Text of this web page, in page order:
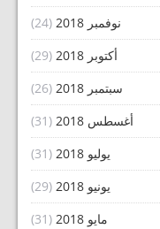
نوفمبر 2018
(24)
أكتوبر 2018
(29)
سبتمبر 2018
(26)
أغسطس 2018
(31)
يوليو 2018
(31)
يونيو 2018
(29)
مايو 2018
(31)